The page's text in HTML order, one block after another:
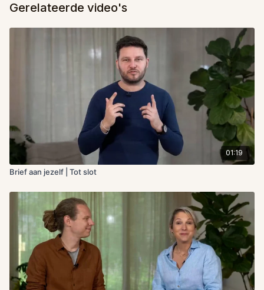
Gerelateerde video's
01:19
Brief aan jezelf | Tot slot